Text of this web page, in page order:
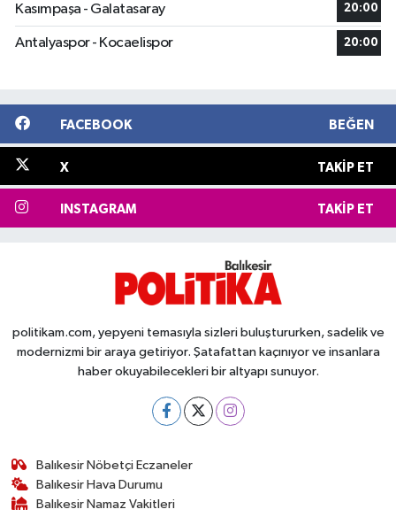
Kasımpaşa - Galatasaray 20:00
Antalyaspor - Kocaelispor 20:00
FACEBOOK BEĞEN
X TAKIP ET
INSTAGRAM TAKIP ET
politikam.com, yepyeni temasıyla sizleri buluştururken, sadelik ve
modernizmi bir araya getiriyor. Şatafattan kaçınıyor ve insanlara
haber okuyabilecekleri bir altyapı sunuyor.
Balıkesir Nöbetçi Eczaneler
Balıkesir Hava Durumu
Balıkesir Namaz Vakitleri